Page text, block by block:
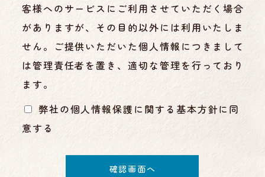
客様へのサービスにご利用させていただく場合
がありますが、その目的以外には利用いたしま
せん。ご提供いただいた個人情報につきまして
は管理責任者を置き、適切な管理を行っており
ます。
弊社の個人情報保護に関する基本方針に同
意する